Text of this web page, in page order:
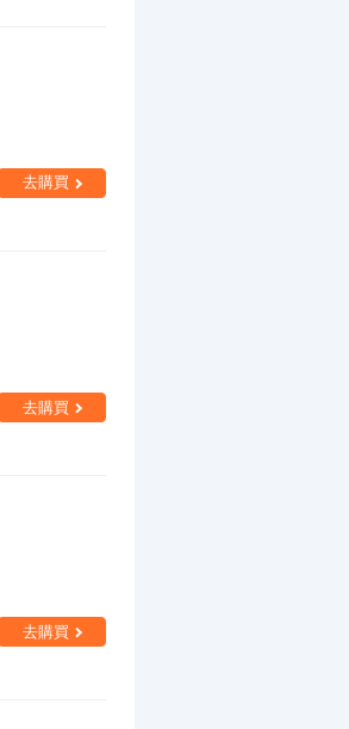
去購買
去購買
去購買